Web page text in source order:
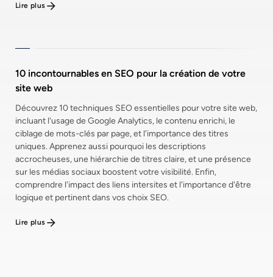
Lire plus
10 incontournables en SEO pour la création de votre
site web
Découvrez 10 techniques SEO essentielles pour votre site web,
incluant l'usage de Google Analytics, le contenu enrichi, le
ciblage de mots-clés par page, et l'importance des titres
uniques. Apprenez aussi pourquoi les descriptions
accrocheuses, une hiérarchie de titres claire, et une présence
sur les médias sociaux boostent votre visibilité. Enfin,
comprendre l'impact des liens intersites et l'importance d'être
logique et pertinent dans vos choix SEO.
Lire plus